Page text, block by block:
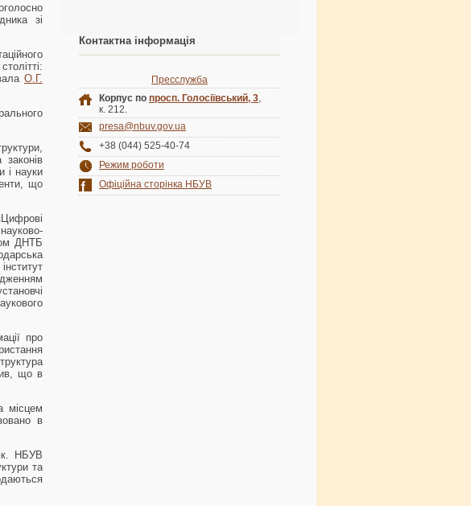
зі
О.Г.
і науки
що
ДНТБ
про
що в
місцем
в
НБУВ
та
Контактна інформація
Пресслужба
Корпус по просп. Голосіївський, 3,
к. 212.
presa@nbuv.gov.ua
+38 (044) 525-40-74
Режим роботи
Офіційна сторінка НБУВ